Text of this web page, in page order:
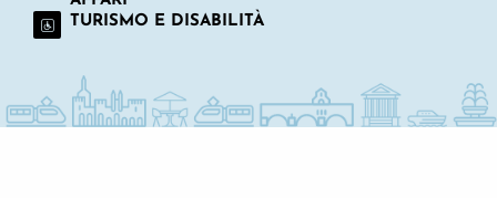
TURISMO E DISABILITÀ